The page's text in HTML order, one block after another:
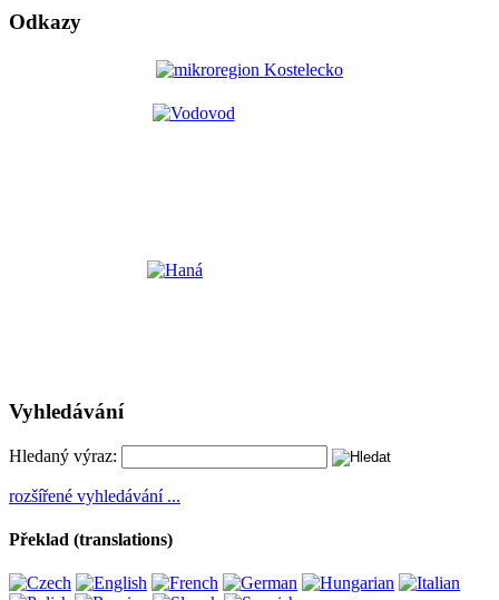
Odkazy
Vyhledávání
Hledaný výraz:
rozšířené vyhledávání ...
Překlad (translations)